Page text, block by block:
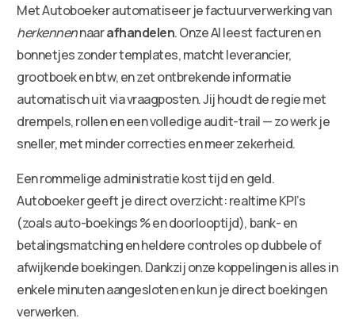
Met Autoboeker automatiseer je factuurverwerking van
herkennennaarafhandelen. Onze AI leest facturen en
bonnetjes zonder templates, matcht leverancier,
grootboek en btw, en zet ontbrekende informatie
automatisch uit via vraagposten. Jij houdt de regie met
drempels, rollen en een volledige audit-trail — zo werk je
sneller, met minder correcties en meer zekerheid.
Een rommelige administratie kost tijd en geld.
Autoboeker geeft je direct overzicht: realtime KPI’s
(zoals auto-boekings % en doorlooptijd), bank- en
betalingsmatching en heldere controles op dubbele of
afwijkende boekingen. Dankzij onze koppelingen is alles in
enkele minuten aangesloten en kun je direct boekingen
verwerken.